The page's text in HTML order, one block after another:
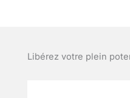
Libérez votre plein